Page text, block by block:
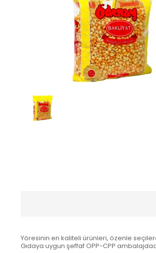
Yöresinin en kaliteli ürünleri, özenle
Gıdaya uygun şeffaf OPP-CPP